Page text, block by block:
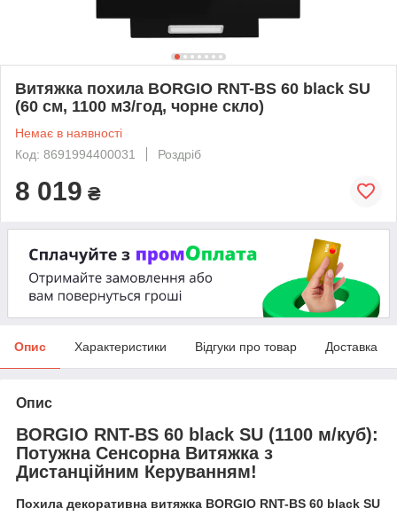
Витяжка похила BORGIO RNT-BS 60 black SU
(60 см, 1100 м3/год, чорне скло)
Немає в наявності
Код: 8691994400031
Роздріб
8 019 ₴
Опис Характеристики Відгуки про товар Доставка
Опис
BORGIO RNT-BS 60 black SU (1100 м/куб):
Потужна Сенсорна Витяжка з
Дистанційним Керуванням!
Похила декоративна витяжка BORGIO RNT-BS 60 black SU